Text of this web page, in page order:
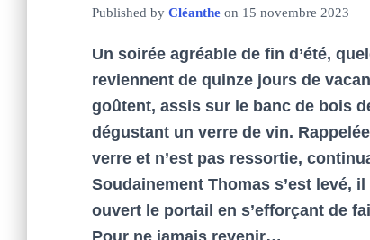
Published by Cléanthe on 15 novembre 2023
Un soirée agréable de fin d’été,
reviennent de quinze jours de
goûtent, assis sur le banc de bois
dégustant un verre de vin.
verre et n’est pas ressortie,
Soudainement Thomas s’est levé,
ouvert le portail en s’efforçant de
Pour ne jamais revenir…